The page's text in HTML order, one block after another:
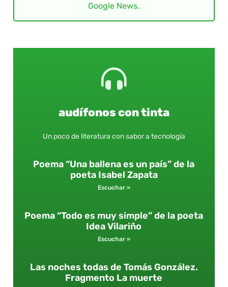
Google News.
audífonos con tinta
Un poco de literatura con sabor a tecnología
Poema “Una ballena es un país” de la
poeta Isabel Zapata
Escuchar »
Poema “Todo es muy simple” de la poeta
Idea Vilariño
Escuchar »
Las noches todas de Tomás González.
Fragmento La muerte